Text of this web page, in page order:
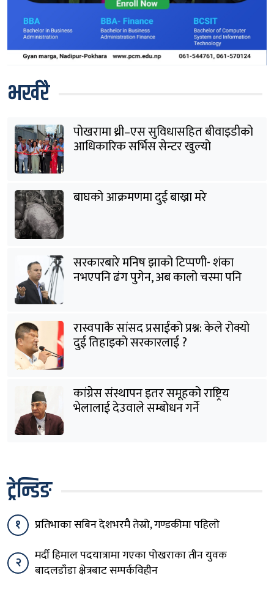
भर्खरै
पोखरामा थ्री–एस सुविधासहित बीवाइडीको
आधिकारिक सर्भिस सेन्टर खुल्यो
बाघको आक्रमणमा दुई बाख्रा मरे
सरकारबारे मनिष झाको टिप्पणी- शंका
नभएपनि ढंग पुगेन, अब कालो चस्मा पनि
रास्वपाकै सांसद प्रसाईंको प्रश्न: केले रोक्यो
दुई तिहाइको सरकारलाई ?
कांग्रेस संस्थापन इतर समूहको राष्ट्रिय
भेलालाई देउवाले सम्बोधन गर्ने
ट्रेन्डिङ
१ प्रतिभाका सबिन देशभरमै तेस्रो, गण्डकीमा पहिलो
२
मर्दी हिमाल पदयात्रामा गएका पोखराका तीन युवक
बादलडाँडा क्षेत्रबाट सम्पर्कविहीन